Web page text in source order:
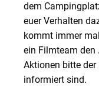
dem
euer Verhalten
kommt immer
ein Filmteam den
Aktionen bitte
informiert sind.